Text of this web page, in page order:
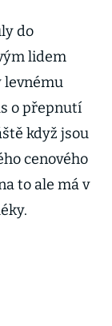
zlevnit,
šéf
do
lidem
levnému
o přepnutí
když jsou
cenového
to ale má v